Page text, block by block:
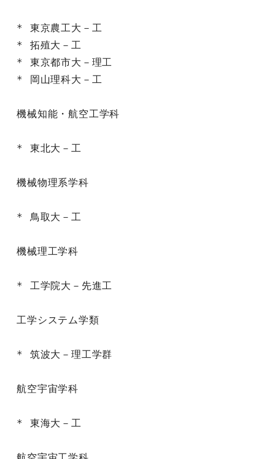
* 東京農工大－工
* 拓殖大－工
* 東京都市大－理工
* 岡山理科大－工
機械知能・航空工学科
* 東北大－工
機械物理系学科
* 鳥取大－工
機械理工学科
* 工学院大－先進工
工学システム学類
* 筑波大－理工学群
航空宇宙学科
* 東海大－工